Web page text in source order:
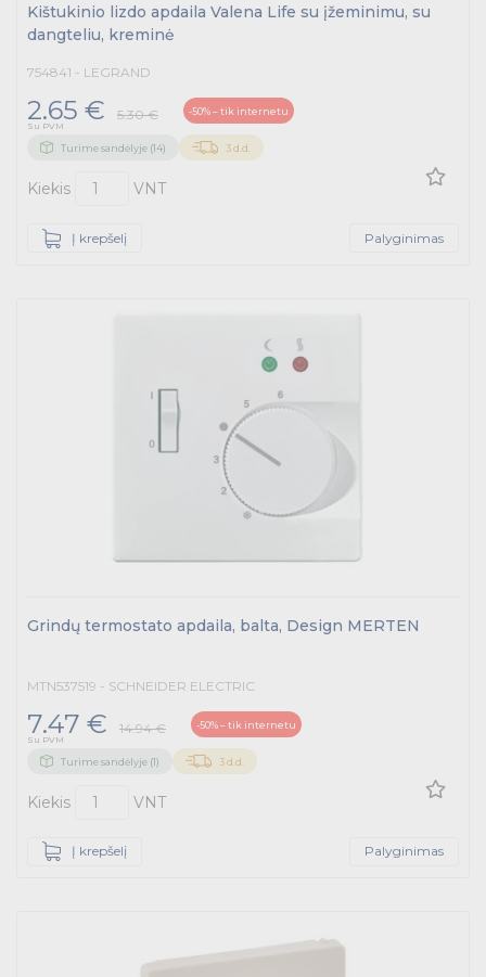
Kištukinio lizdo apdaila Valena Life su įžeminimu, su
dangteliu, kreminė
754841 - LEGRAND
2.65 € 5.30 € -50% – tik internetu
Su PVM
Turime sandėlyje (14) 3 d.d.
Kiekis VNT
Į krepšelį Palyginimas
Grindų termostato apdaila, balta, Design MERTEN
MTN537519 - SCHNEIDER ELECTRIC
7.47 € 14.94 € -50% – tik internetu
Su PVM
Turime sandėlyje (1) 3 d.d.
Kiekis VNT
Į krepšelį Palyginimas